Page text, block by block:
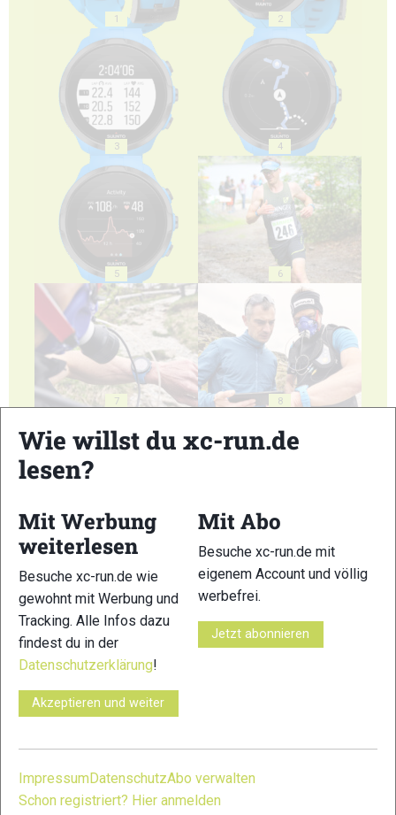
1 2
3 4
5 6
7 8
9 10
© Bilder 1 - 5: Suunto; Bild 6: xc-run.de; Bilder 7 - 10: Felgenhauer /
xc-run.de; Bilder 11 - 12: Marco Felgenhauer / woidlife
VERWANDTE ARTIKEL
Wie willst du xc-run.de
lesen?
Mit Werbung
weiterlesen
Besuche xc-run.de wie
gewohnt mit Werbung und
Tracking. Alle Infos dazu
findest du in der
Datenschutzerklärung!
Akzeptieren und weiter
Mit Abo
Besuche xc-run.de mit
eigenem Account und völlig
werbefrei.
Jetzt abonnieren
Impressum DatenschutzAbo verwalten
Schon registriert? Hier anmelden